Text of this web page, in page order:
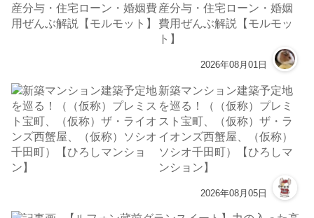
産分与・住宅ローン・婚姻
費用ぜんぶ解説【モルモッ
ト】
2026年08月01日
新築マンション建築予定地
を巡る！（（仮称）プレミ
スト宝町、（仮称）ザ・ラ
イオンズ西蟹屋、（仮称）
ソシオ千田町）【ひろしマ
ンション】
2026年08月05日